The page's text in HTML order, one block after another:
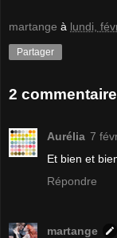
martange à lundi,
Partager
2
Aurélia 7
Et bien et
Répondre
martange